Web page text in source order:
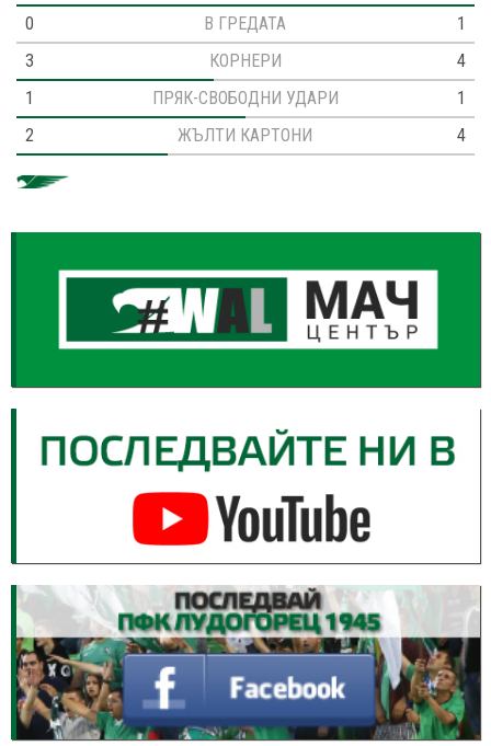
0
В ГРЕДАТА
1
3
КОРНЕРИ
4
1
ПРЯК-СВОБОДНИ УДАРИ
1
2
ЖЪЛТИ КАРТОНИ 4